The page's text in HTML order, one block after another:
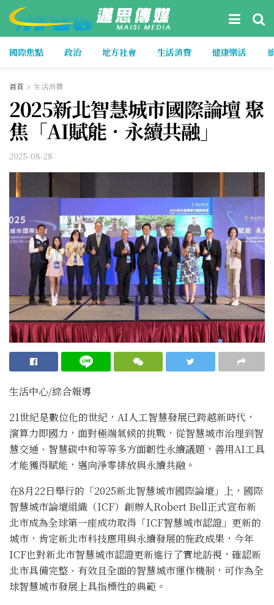
國際焦點 政治 地方社會 生活消費 健康樂活
首頁 生活消費
2025新北智慧城市國際論壇 聚
焦「AI賦能．永續共融」
2025-08-28
生活中心/綜合報導
21世紀是數位化的世紀，AI人工智慧發展已跨越新時代，
演算力即國力，面對極端氣候的挑戰，從智慧城市治理到智
慧交通、智慧碳中和等等多方面韌性永續議題，善用AI工具
才能獲得賦能，邁向淨零排放與永續共融。
在8月22日舉行的「2025新北智慧城市國際論壇」上，國際
智慧城市論壇組織（ICF）創辦人Robert Bell正式宣布新
北市成為全球第一座成功取得「ICF智慧城市認證」更新的
城市，肯定新北市科技應用與永續發展的施政成果，今年
ICF也對新北市智慧城市認證更新進行了實地訪視，確認新
北市具備完整、有效且全面的智慧城市運作機制，可作為全
球智慧城市發展上具指標性的典範。